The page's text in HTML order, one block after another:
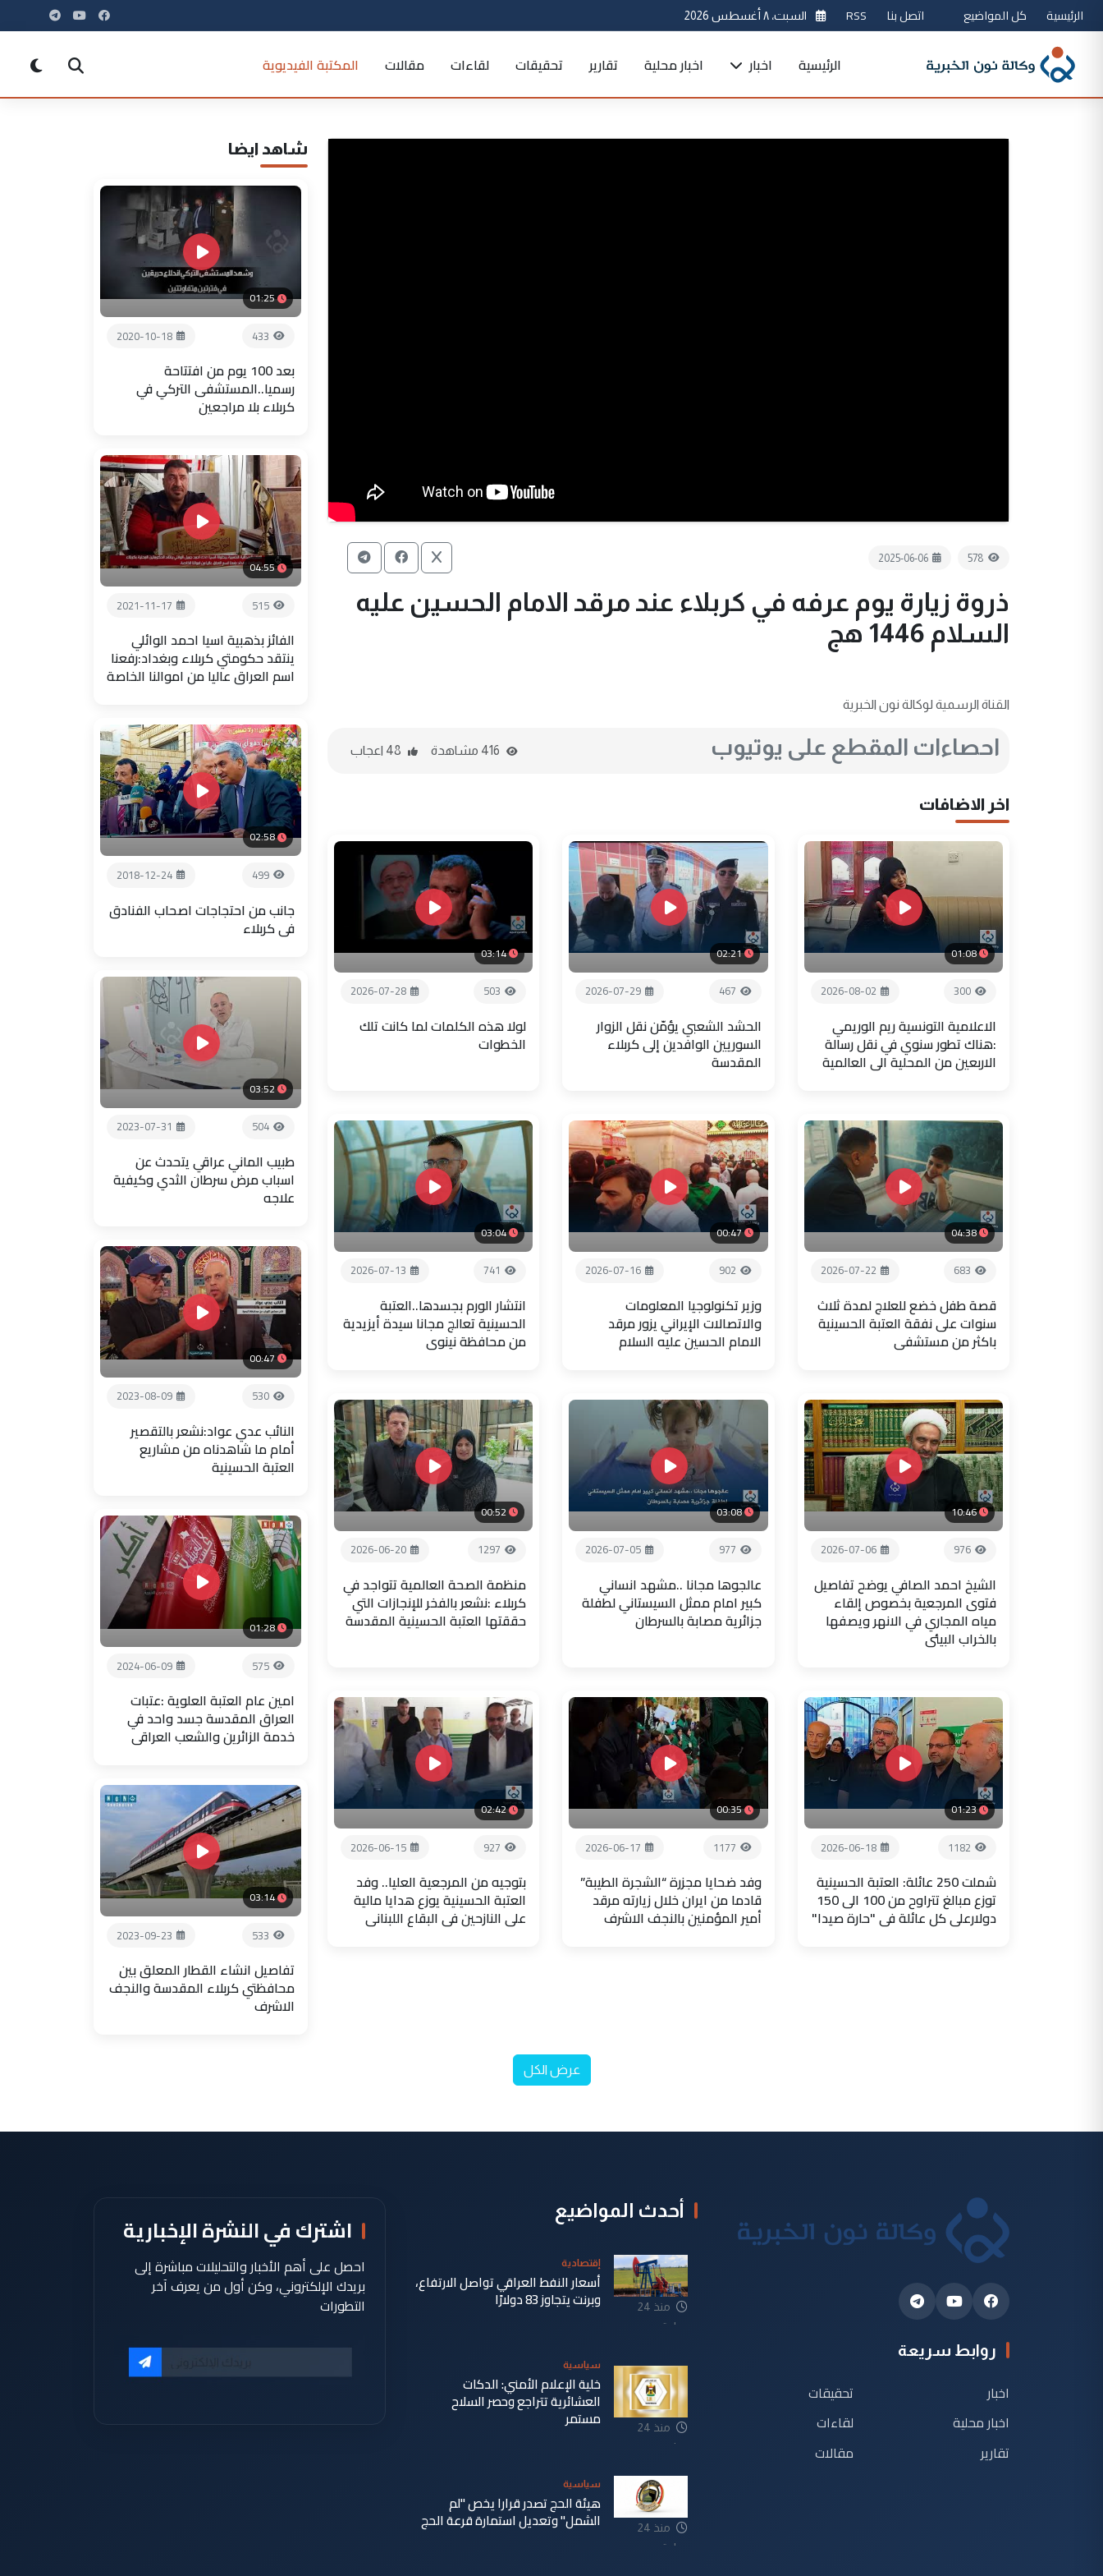
الرئيسية كل المواضيع اتصل بنا RSS السبت، ٨ أغسطس 2026
الرئيسية اخبار اخبار محلية تقارير تحقيقات لقاءات مقالات المكتبة الفيديوية
578
2025-06-06
ذروة زيارة يوم عرفه في كربلاء عند مرقد الامام الحسين عليه
السلام 1446 هج
القناة الرسمية لوكالة نون الخبرية
احصاءات المقطع على يوتيوب
اخر الاضافات
01:08
300
2026-08-02
الاعلامية التونسية ريم الوريمي
:هناك تطور سنوي في نقل رسالة
الاربعين من المحلية الى العالمية
02:21
467
2026-07-29
الحشد الشعبي يؤمّن نقل الزوار
السوريين الوافدين إلى كربلاء
المقدسة
03:14
503
2026-07-28
لولا هذه الكلمات لما كانت تلك
الخطوات
04:38
683
2026-07-22
قصة طفل خضع للعلاج لمدة ثلاث
سنوات على نفقة العتبة الحسينية
باكثر من مستشفى
00:47
902
2026-07-16
وزير تكنولوجيا المعلومات
والاتصالات الإيراني يزور مرقد
الامام الحسين عليه السلام
03:04
741
2026-07-13
انتشار الورم بجسدها..العتبة
الحسينية تعالج مجانا سيدة أيزيدية
من محافظة نينوى
10:46
976
2026-07-06
الشيخ احمد الصافي يوضح تفاصيل
فتوى المرجعية بخصوص إلقاء
مياه المجاري في الانهر ويصفها
بالخراب البيئي
03:08
977
2026-07-05
عالجوها مجانا ..مشهد انساني
كبير امام ممثل السيستاني لطفلة
جزائرية مصابة بالسرطان
00:52
1297
2026-06-20
منظمة الصحة العالمية تتواجد في
كربلاء :نشعر بالفخر للإنجازات التي
حققتها العتبة الحسينية المقدسة
01:23
1182
2026-06-18
شملت 250 عائلة: العتبة الحسينية
توزع مبالغ تتراوح من 100 الى 150
دولارعلى كل عائلة في "حارة صيدا"
00:35
1177
2026-06-17
وفد ضحايا مجزرة “الشجرة الطيبة”
قادما من ايران خلال زيارته مرقد
أمير المؤمنين بالنجف الاشرف
02:42
927
2026-06-15
بتوجيه من المرجعية العليا.. وفد
العتبة الحسينية يوزع هدايا مالية
على النازحين في البقاع اللبناني
شاهد ايضا
01:25
433
2020-10-18
بعد 100 يوم من افتتاحة
رسميا..المستشفى التركي في
كربلاء بلا مراجعين
04:55
515
2021-11-17
الفائز بذهبية اسيا احمد الوائلي
ينتقد حكومتي كربلاء وبغداد:رفعنا
اسم العراق عاليا من اموالنا الخاصة
02:58
499
2018-12-24
جانب من احتجاجات اصحاب الفنادق
في كربلاء
03:52
504
2023-07-31
طبيب الماني عراقي يتحدث عن
اسباب مرض سرطان الثدي وكيفية
علاجه
00:47
530
2023-08-09
النائب عدي عواد:نشعر بالتقصير
أمام ما شاهدناه من مشاريع
العتبة الحسينية
01:28
575
2024-06-09
امين عام العتبة العلوية :عتبات
العراق المقدسة جسد واحد في
خدمة الزائرين والشعب العراقي
03:14
533
2023-09-23
تفاصيل انشاء القطار المعلق بين
محافظتي كربلاء المقدسة والنجف
الاشرف
عرض الكل
روابط سريعة
اخبار
اخبار محلية
تقارير
تحقيقات
لقاءات
مقالات
أحدث المواضيع
منذ 24
ساعة
إقتصادية
أسعار النفط العراقي تواصل الارتفاع،
وبرنت يتجاوز 83 دولارًا
منذ 24
ساعة
سياسية
خلية الإعلام الأمني: الدكات
العشائرية تتراجع وحصر السلاح
مستمر
منذ 24
ساعة
سياسية
هيئة الحج تصدر قرارا يخص "لم
الشمل" وتعديل استمارة قرعة الحج
اشترك في النشرة الإخبارية
احصل على أهم الأخبار والتحليلات مباشرة إلى
بريدك الإلكتروني، وكن أول من يعرف آخر
التطورات